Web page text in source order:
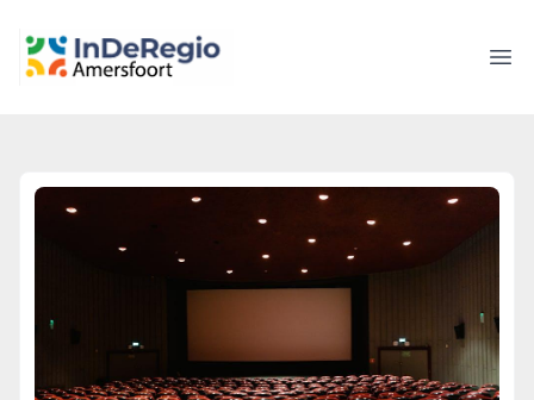
inderegioamersfoort.nl